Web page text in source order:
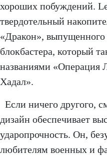
хороших побуждений.
твердотельный
«Дракон», выпущенного
блокбастера, который
названиями «Операция
Хадал».
Если ничего другого,
дизайн обеспечивает
ударопрочность. Он,
любителям военных и